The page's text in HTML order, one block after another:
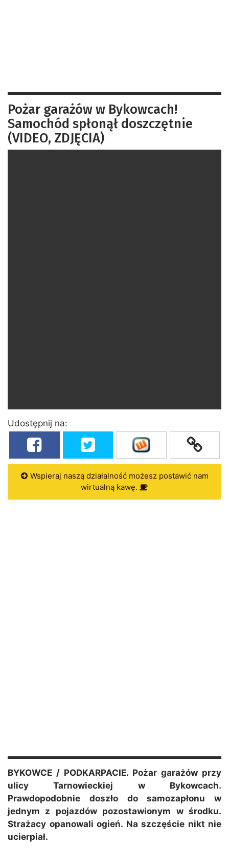
Pożar garażów w Bykowcach!
Samochód spłonął doszczętnie
(VIDEO, ZDJĘCIA)
Udostępnij na:
Wspieraj naszą działalność możesz postawić nam
wirtualną kawę.
BYKOWCE / PODKARPACIE. Pożar garażów przy
ulicy Tarnowieckiej w Bykowcach.
Prawdopodobnie doszło do samozapłonu w
jednym z pojazdów pozostawionym w środku.
Strażacy opanowali ogień. Na szczęście nikt nie
ucierpiał.